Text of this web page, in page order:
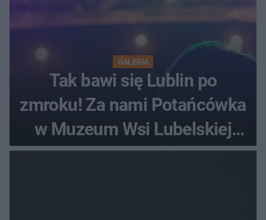
GALERIA
Tak bawi się Lublin po
zmroku! Za nami Potańcówka
w Muzeum Wsi Lubelskiej
[ZDJĘCIA]